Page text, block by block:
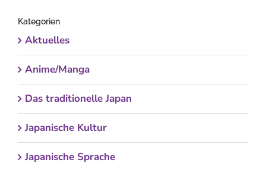
Kategorien
Aktuelles
Anime/Manga
Das traditionelle Japan
Japanische Kultur
Japanische Sprache